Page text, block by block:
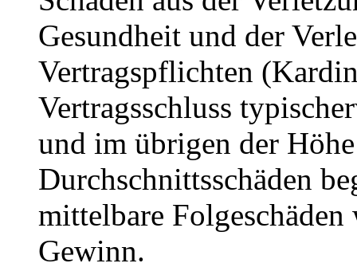
Gesundheit und der
Vertragspflichten
Vertragsschluss
und im übrigen der
Durchschnittsschäden
mittelbare Folgeschäden
Gewinn.